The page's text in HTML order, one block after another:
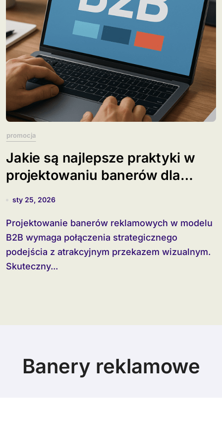
promocja
Jakie są najlepsze praktyki w
projektowaniu banerów dla
B2B?
sty 25, 2026
Projektowanie banerów reklamowych w modelu
B2B wymaga połączenia strategicznego
podejścia z atrakcyjnym przekazem wizualnym.
Skuteczny...
Banery reklamowe